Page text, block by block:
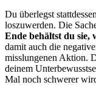
Du überlegst
loszuwerden. Die
Ende behältst du sie,
damit auch die
misslungenen Aktion.
deinem
Mal noch schwerer